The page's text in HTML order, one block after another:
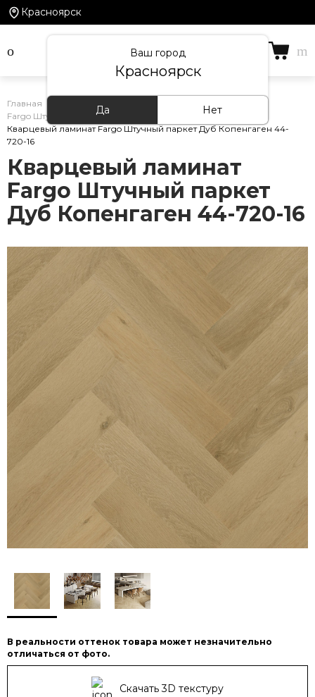
Красноярск
Ваш город
Красноярск
Да Нет
Главная Каталог товаров Кварцевый ламинат
Fargo Штучный паркет
Кварцевый ламинат Fargo Штучный паркет Дуб Копенгаген 44-
720-16
Кварцевый ламинат
Fargo Штучный паркет
Дуб Копенгаген 44-720-16
В реальности оттенок товара может незначительно
отличаться от фото.
Скачать 3D текстуру